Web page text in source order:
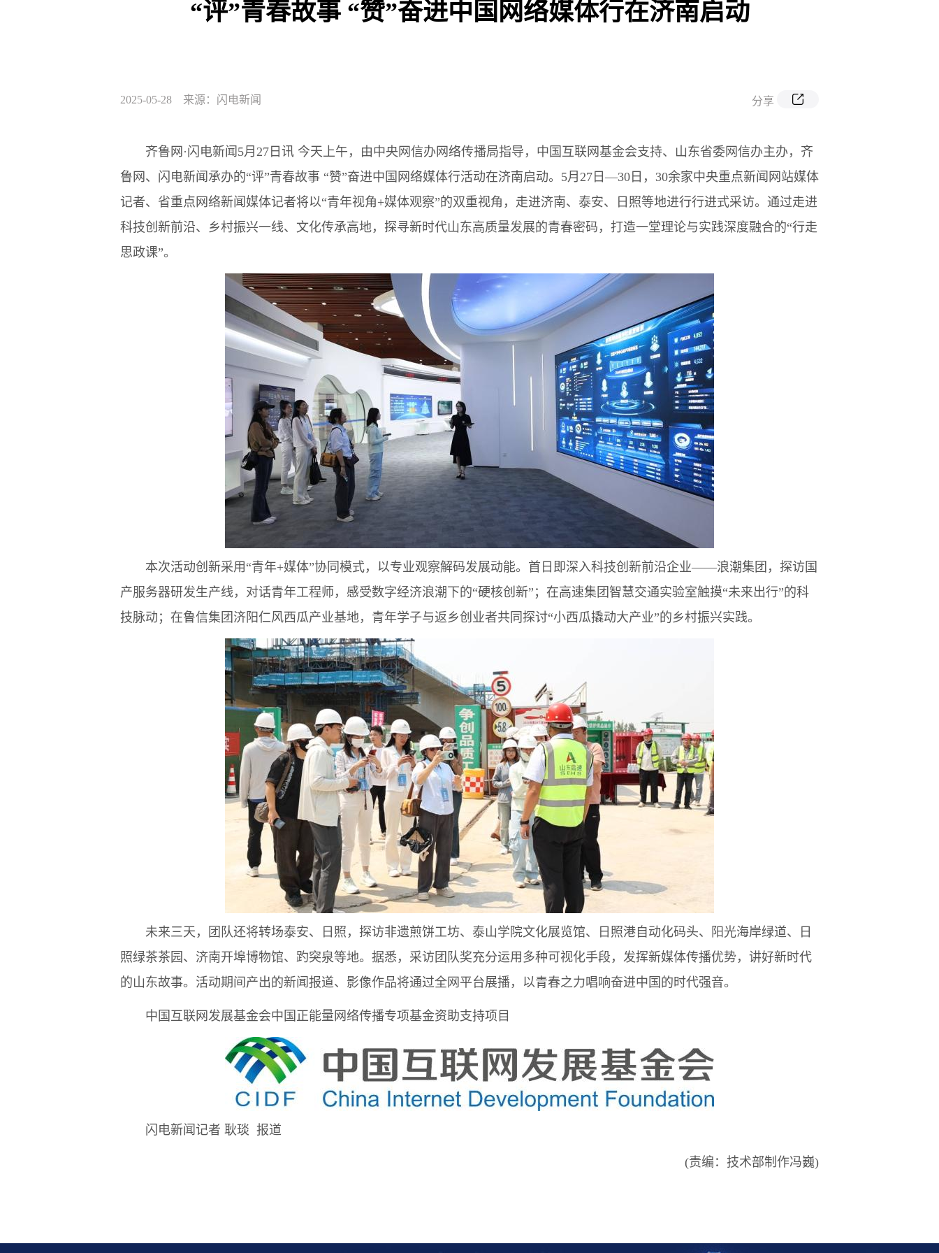
“评”青春故事 “赞”奋进中国网络媒体行在济南启动
2025-05-28 来源：闪电新闻 分享
齐鲁网·闪电新闻5月27日讯 今天上午，由中央网信办网络传播局指导，中国互联网基金会支持、山东省委网信办主办，齐
鲁网、闪电新闻承办的“评”青春故事 “赞”奋进中国网络媒体行活动在济南启动。5月27日—30日，30余家中央重点新闻网站媒体
记者、省重点网络新闻媒体记者将以“青年视角+媒体观察”的双重视角，走进济南、泰安、日照等地进行行进式采访。通过走进
科技创新前沿、乡村振兴一线、文化传承高地，探寻新时代山东高质量发展的青春密码，打造一堂理论与实践深度融合的“行走
思政课”。
本次活动创新采用“青年+媒体”协同模式，以专业观察解码发展动能。首日即深入科技创新前沿企业——浪潮集团，探访国
产服务器研发生产线，对话青年工程师，感受数字经济浪潮下的“硬核创新”；在高速集团智慧交通实验室触摸“未来出行”的科
技脉动；在鲁信集团济阳仁风西瓜产业基地，青年学子与返乡创业者共同探讨“小西瓜撬动大产业”的乡村振兴实践。
未来三天，团队还将转场泰安、日照，探访非遗煎饼工坊、泰山学院文化展览馆、日照港自动化码头、阳光海岸绿道、日
照绿茶茶园、济南开埠博物馆、趵突泉等地。据悉，采访团队奖充分运用多种可视化手段，发挥新媒体传播优势，讲好新时代
的山东故事。活动期间产出的新闻报道、影像作品将通过全网平台展播，以青春之力唱响奋进中国的时代强音。
中国互联网发展基金会中国正能量网络传播专项基金资助支持项目
闪电新闻记者 耿琰 报道
(责编： 技术部制作冯巍)